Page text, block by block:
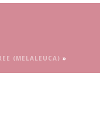
(MELALEUCA) »